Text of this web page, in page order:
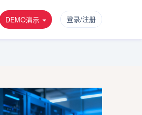
DEMO演示 登录/注册